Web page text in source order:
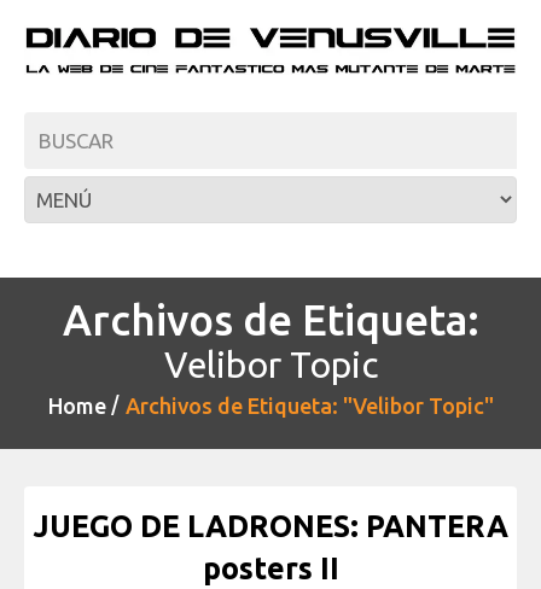
Archivos de Etiqueta:
Velibor Topic
Home Archivos de Etiqueta: "Velibor Topic"
JUEGO DE LADRONES: PANTERA
posters II